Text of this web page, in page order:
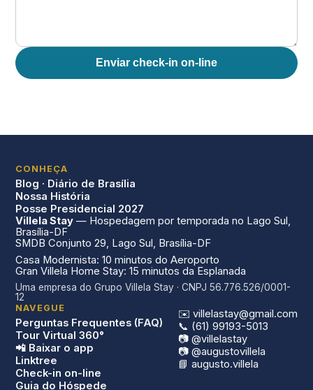
Enviar check-in on-line
CONHEÇA
Blog · Diário de Brasília
Nossa História
Posse Presidencial 2027
Villela Stay — Hospedagem por temporada no Lago Sul,
Brasília-DF
SMDB Conjunto 29, Lago Sul, Brasília-DF
Casa Modernista: 10 minutos do Aeroporto
Gran Villela Home Stay: 15 minutos da Esplanada
Uma empresa do Grupo Villela Stay · CNPJ 56.776.526/0001-
12
NAVEGUE
Perguntas Frequentes (FAQ)
Tour Virtual 360°
📲 Baixar o app
Linktree
Check-in on-line
Guia do Hóspede
✉️ villelastay@gmail.com
📞 (61) 99193-5013
📷 @villelastay
📷 @augustovillela
📘 augusto.villela